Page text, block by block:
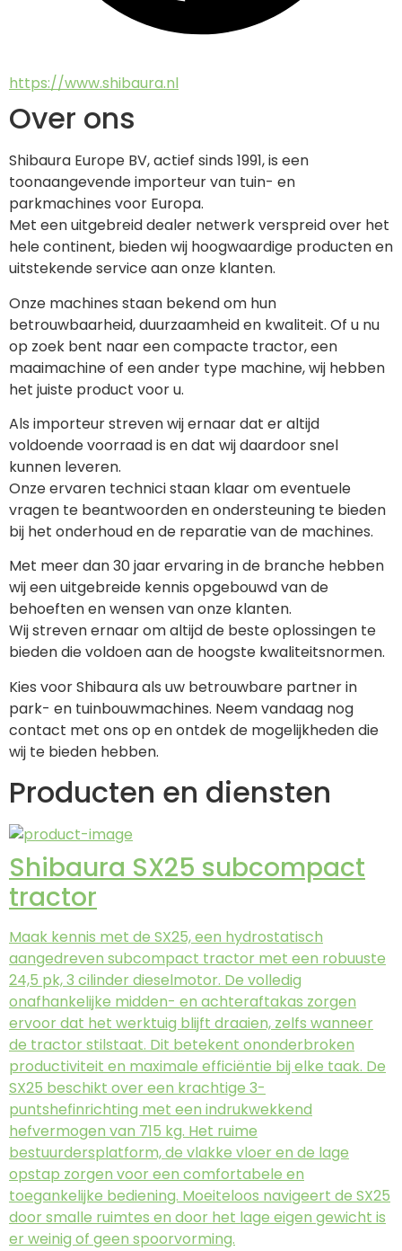
https://www.shibaura.nl
Over ons
Shibaura Europe BV, actief sinds 1991, is een
toonaangevende importeur van tuin- en
parkmachines voor Europa.
Met een uitgebreid dealer netwerk verspreid over het
hele continent, bieden wij hoogwaardige producten en
uitstekende service aan onze klanten.
Onze machines staan bekend om hun
betrouwbaarheid, duurzaamheid en kwaliteit. Of u nu
op zoek bent naar een compacte tractor, een
maaimachine of een ander type machine, wij hebben
het juiste product voor u.
Als importeur streven wij ernaar dat er altijd
voldoende voorraad is en dat wij daardoor snel
kunnen leveren.
Onze ervaren technici staan klaar om eventuele
vragen te beantwoorden en ondersteuning te bieden
bij het onderhoud en de reparatie van de machines.
Met meer dan 30 jaar ervaring in de branche hebben
wij een uitgebreide kennis opgebouwd van de
behoeften en wensen van onze klanten.
Wij streven ernaar om altijd de beste oplossingen te
bieden die voldoen aan de hoogste kwaliteitsnormen.
Kies voor Shibaura als uw betrouwbare partner in
park- en tuinbouwmachines. Neem vandaag nog
contact met ons op en ontdek de mogelijkheden die
wij te bieden hebben.
Producten en diensten
Shibaura SX25 subcompact
tractor
Maak kennis met de SX25, een hydrostatisch
aangedreven subcompact tractor met een robuuste
24,5 pk, 3 cilinder dieselmotor. De volledig
onafhankelijke midden- en achteraftakas zorgen
ervoor dat het werktuig blijft draaien, zelfs wanneer
de tractor stilstaat. Dit betekent ononderbroken
productiviteit en maximale efficiëntie bij elke taak. De
SX25 beschikt over een krachtige 3-
puntshefinrichting met een indrukwekkend
hefvermogen van 715 kg. Het ruime
bestuurdersplatform, de vlakke vloer en de lage
opstap zorgen voor een comfortabele en
toegankelijke bediening. Moeiteloos navigeert de SX25
door smalle ruimtes en door het lage eigen gewicht is
er weinig of geen spoorvorming.